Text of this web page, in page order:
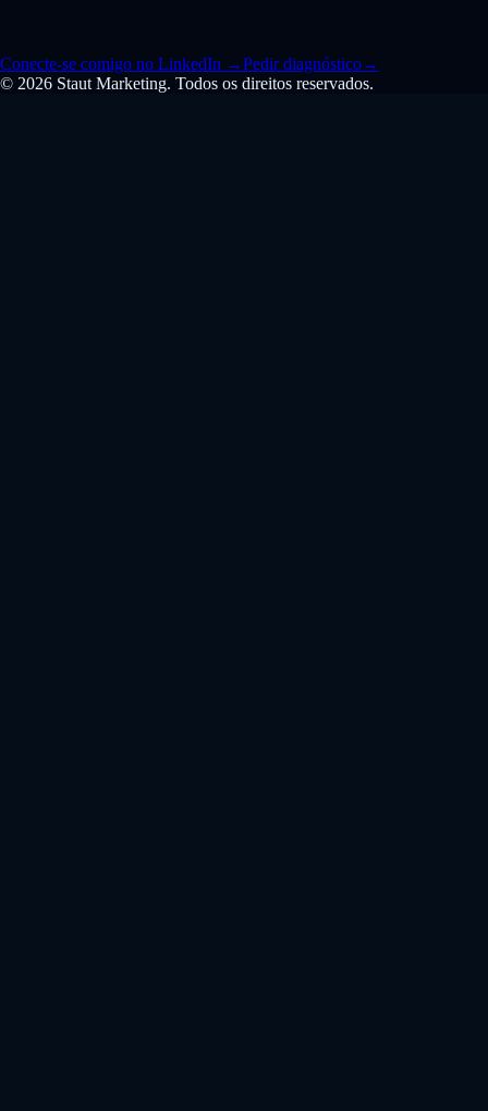
Conecte-se comigo no LinkedIn →Pedir diagnóstico→
© 2026 Staut Marketing. Todos os direitos reservados.